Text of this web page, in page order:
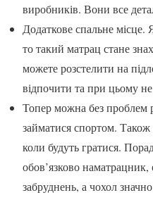
виробників. Вони все
Додаткове спальне місце.
то такий матрац стане
можете розстелити на
відпочити та при цьому
Топер можна без проблем
займатися спортом.
коли будуть гратися.
обов’язково наматрацник,
забруднень, а чохол